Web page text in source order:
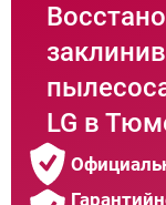
LG в